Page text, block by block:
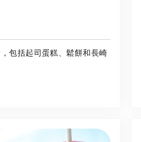
包括起司蛋糕、鬆餅和長崎